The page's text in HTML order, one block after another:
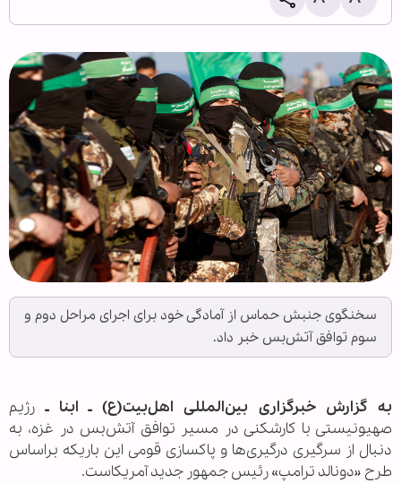
سخنگوی جنبش حماس از آمادگی خود برای اجرای مراحل دوم و
سوم توافق آتش‌بس خبر داد.
به گزارش خبرگزاری بین‌المللی اهل‌بیت(ع) ـ ابنا ـرژیم
صهیونیستی با کارشکنی در مسیر توافق آتش‌بس در غزه، به
دنبال از سرگیری درگیری‌ها و پاکسازی قومی این باریکه براساس
طرح «دونالد ترامپ» رئیس جمهور جدید آمریکاست.